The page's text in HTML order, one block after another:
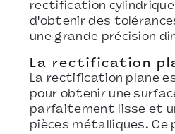
rectification
d'obtenir des
une grande précision
La rectification
La rectification plane
pour obtenir une
parfaitement lisse et
pièces métalliques. Ce